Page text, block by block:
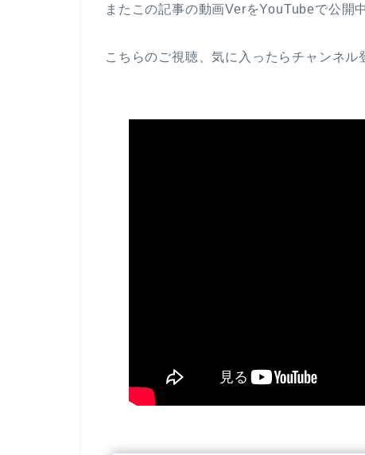
またこの記事の動画VerをYouTubeで公開
こちらのご視聴、気に入ったらチャンネル